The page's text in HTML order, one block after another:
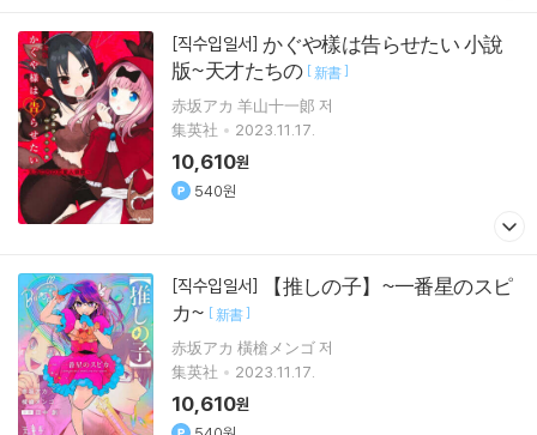
[직수입일서]
版~天才たちの [ 新書]
赤坂アカ 羊山十一郞 저
集英社
2023.11.17.
10,610원
540원
[직수입일서]
カ~ [ 新書]
赤坂アカ 橫槍メンゴ 저
集英社
2023.11.17.
10,610원